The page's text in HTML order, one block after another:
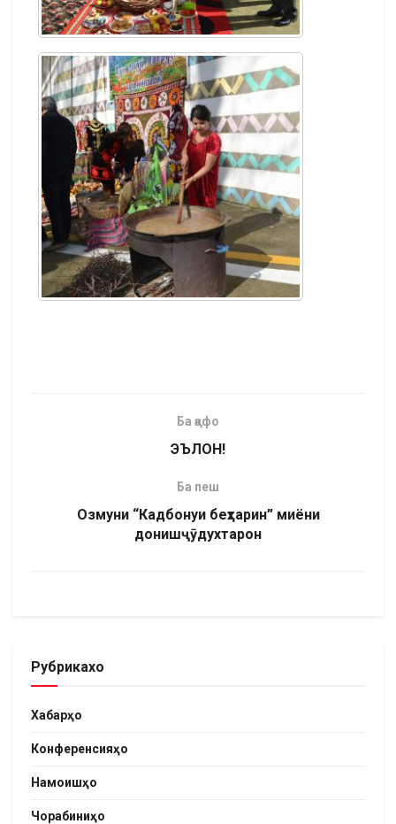
Ба қафо
ЭЪЛОН!
Ба пеш
Озмуни “Кадбонуи беҳтарин” миёни
донишҷӯдухтарон
Рубрикахо
Хабарҳо
Конференсияҳо
Намоишҳо
Чорабиниҳо